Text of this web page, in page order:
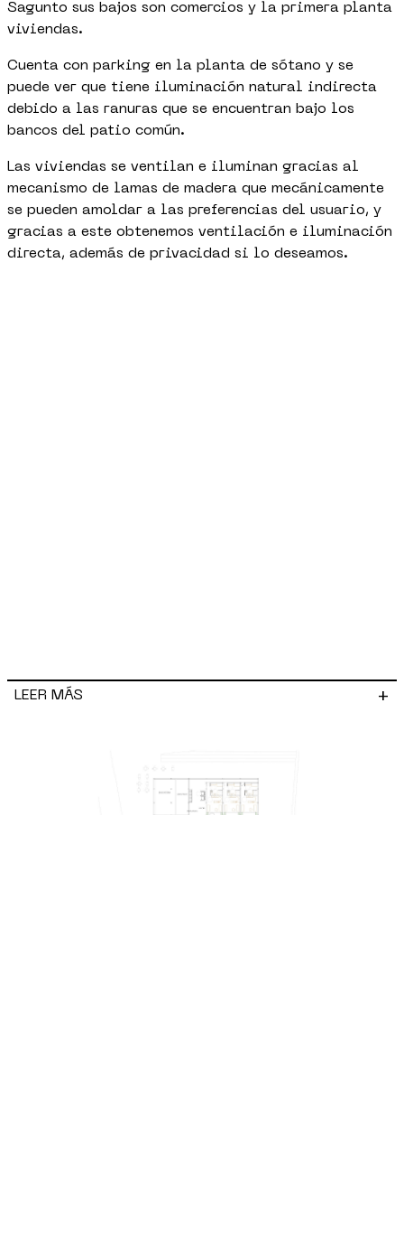
Sagunto sus bajos son comercios y la primera planta
viviendas.
Cuenta con parking en la planta de sótano y se
puede ver que tiene iluminación natural indirecta
debido a las ranuras que se encuentran bajo los
bancos del patio común.
Las viviendas se ventilan e iluminan gracias al
mecanismo de lamas de madera que mecánicamente
se pueden amoldar a las preferencias del usuario, y
gracias a este obtenemos ventilación e iluminación
directa, además de privacidad si lo deseamos.
LEER MÁS +